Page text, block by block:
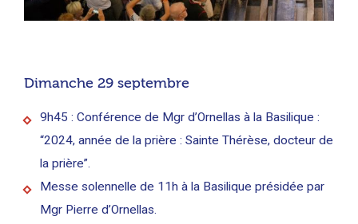
Dimanche 29 septembre
9h45 : Conférence de Mgr d’Ornellas à la Basilique :
“2024, année de la prière : Sainte Thérèse, docteur de
la prière”.
Messe solennelle de 11h à la Basilique présidée par
Mgr Pierre d’Ornellas.